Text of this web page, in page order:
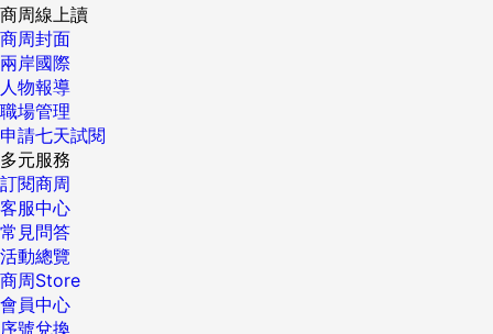
畫設計圖，到三義買檜木，直接依照需求訂做尺寸及造型。
問：這個房子裝潢到底花了多少錢？ 曾：不要談錢啦！總之，
很多基礎工程，像是車庫到一樓的樓梯重做、管線重鋪……，
最後所花的錢遠比預算多出一‧五倍，所以家具我就盡量省。
晏慶做我這個案子其實也虧錢，但基本上，我對這個房子很滿
想學習的同事支援，一來他們可以跟著Ｃ學習如何掌握專案，
二來可以支援Ｃ，這樣整個團隊效率可以不會因為兩個專案同
時收尾而耽誤進度。」 我點點頭拍著Ｂ的肩說：「你不錯……
挖坑給新同事跳！」語畢，我們三人大笑起來。Ｂ接著說：
「報告經理，我是覺得Ｃ的能力不錯，應該可以帶動其他同
事。我手上的專案我可以獨立完成，Ｃ那邊需要支援，我們還
是把能夠支援的部分集中給他。下次如果我遇到同樣的情形，
我想你也會把支援給我。」我看著Ｂ說：「你很會嘛！」Ｂ一
臉驕傲的說：「那當然！我也遇過啊，但我就不爽苦勞都我
做，功勞都別人的，不管怎樣，就是要說，不說就委屈一輩子
了。」 我點點頭表示認同，看著Ａ說：「你試試吧！剛剛Ｂ都
演一次給你看了，有說有機會為自己爭取，沒說就什麼機會都
沒有了。別生氣了，吃飽回家睡飽，明天好好跟你主管談。」
耳裡聽到了shark，不過從上下文看來，翻成鯊魚明顯文不對
題，所以，途中我又修正。 另外，日本人以日文發表演說時，
會遇到「連珠炮」這個難纏的強敵。即使有許多想傳達的內
容，但講話卻像機關槍，顯然這個人忘記溝通時另一個重要的
環節，就是演講目的在於「讓聽眾容易理解」。 對方的「說」
是我們的「聽」，同一種語言的對話當中，如果聽到不易了解
的發言，也該自我反省：「我的發言對方是不是也不好懂
呢？」 步驟二：理解發話者背景 語言光聽並不能理解。聽英
文演講當然需要英語能力，不過光有語言能力還不夠。 像是之
前提到的「百尺竿頭」這個例子，我們知道素養也是必備的。
那麼，具備語言能力和素養就能理解所有內容嗎？答案是否定
的。 要理解「在戰爭中失去家人的悲哀」，是不是自己也一定
得有同樣經歷？兩個不同的人要有相同體驗根本不可能。可
是，即使沒有相同經驗，也能夠盡可能提升理解的程度。 假如
商周線上讀
商周封面
兩岸國際
人物報導
職場管理
申請七天試閱
多元服務
訂閱商周
客服中心
常見問答
活動總覽
商周Store
會員中心
序號兌換